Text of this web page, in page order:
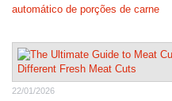
automático de porções de carne
22/01/2026